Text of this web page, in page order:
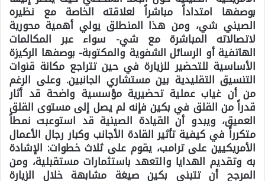
بوصفها امتداداً مباشراً لعلاقته الخاصة مع نظيره
الصيني شي، ومن هذا المنطلق يولي أهمية محورية
لاتصالاته المباشرة مع شي- سواء عبر المكالمات
الهاتفية أو الرسائل الشفوية والمكتوبة- بوصفها الركيزة
الأساسية للتحضير للزيارة في حين تتراجع مكانة قنوات
التنسيق التقليدية بين مستشاري الجانبين. وعلى الرغم
من أن غياب عملية تحضيرية مؤسسية واضحة قد أثار
قدراً من القلق في بكين فإنه لم يصل إلى مستوى القلق
العميق، ويبدو أن القيادة الصينية قد استوعبت نمطاً
متكرراً في كيفية تأثير القادة الأجانب وكبار رجال الأعمال
الأمريكيين على ترامب، يقوم على ثلاث خطوات: الإشادة
به وتقديم الهدايا والتعهد باستثمارات مستقبلية، ومن
المرجح أن تتبنى بكين صيغة مشابهة خلال الزيارة